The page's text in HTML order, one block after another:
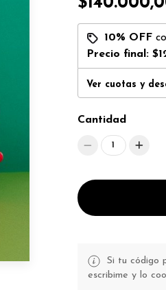
10% OFF
Precio final:
Ver cuotas y
Cantidad
1
Si tu código
escribime y lo